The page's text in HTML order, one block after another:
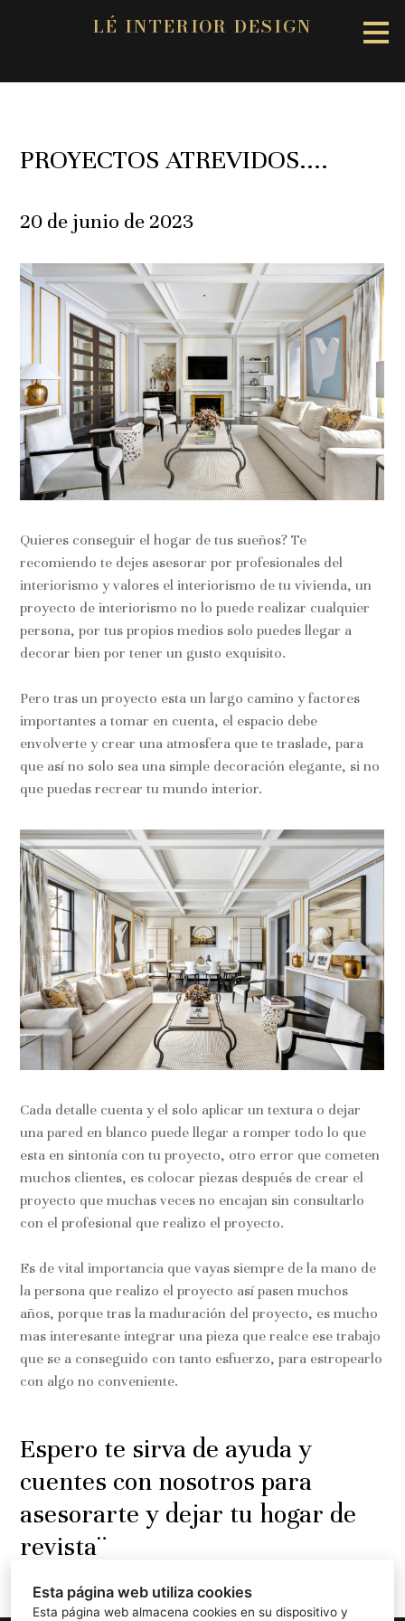
Esta página web utiliza cookies
Esta página web almacena cookies en su dispositivo y
LÉ INTERIOR DESIGN
INICIO
SOBRE NOSOTROS
GALERIA
BLOG
SERVICIOS
CONTACTO
PROYECTOS ATREVIDOS....
20 de junio de 2023
Quieres conseguir el hogar de tus sueños? Te
recomiendo te dejes asesorar por profesionales del
interiorismo y valores el interiorismo de tu vivienda, un
proyecto de interiorismo no lo puede realizar cualquier
persona, por tus propios medios solo puedes llegar a
decorar bien por tener un gusto exquisito.
Pero tras un proyecto esta un largo camino y factores
importantes a tomar en cuenta, el espacio debe
envolverte y crear una atmosfera que te traslade, para
que así no solo sea una simple decoración elegante, si no
que puedas recrear tu mundo interior.
Cada detalle cuenta y el solo aplicar un textura o dejar
una pared en blanco puede llegar a romper todo lo que
esta en sintonía con tu proyecto, otro error que cometen
muchos clientes, es colocar piezas después de crear el
proyecto que muchas veces no encajan sin consultarlo
con el profesional que realizo el proyecto.
Es de vital importancia que vayas siempre de la mano de
la persona que realizo el proyecto así pasen muchos
años, porque tras la maduración del proyecto, es mucho
mas interesante integrar una pieza que realce ese trabajo
que se a conseguido con tanto esfuerzo, para estropearlo
con algo no conveniente.
Espero te sirva de ayuda y
cuentes con nosotros para
asesorarte y dejar tu hogar de
revista¨